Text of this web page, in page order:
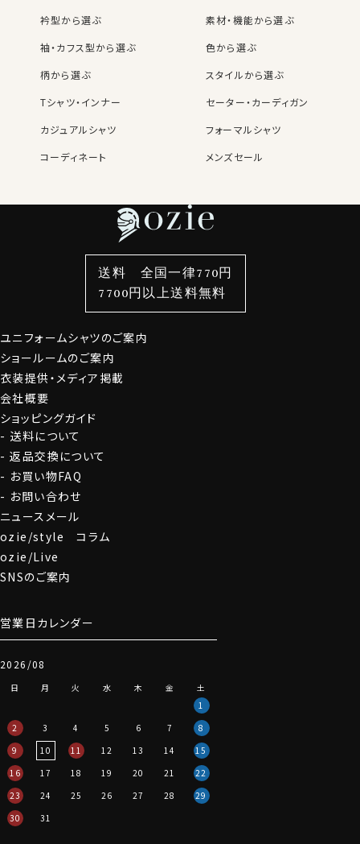
衿型から選ぶ
素材・機能から選ぶ
袖・カフス型から選ぶ
色から選ぶ
柄から選ぶ
スタイルから選ぶ
Tシャツ・インナー
セーター・カーディガン
カジュアルシャツ
フォーマルシャツ
コーディネート
メンズセール
袖・カフス型から選ぶ
色から選ぶ
柄から選ぶ
スタイルから選ぶ
カジュアルシャツ
定番シャツ
カフスボタン
サスペンダー
財布・名刺入れ
バッグ
ストール・マフラー
グローブ
ユニフォームシャツのご案内
ショールームのご案内
衣装提供・メディア掲載
会社概要
ショッピングガイド
送料について
返品交換について
お買い物FAQ
お問い合わせ
ニュースメール
ozie/style コラム
ozie/Live
SNSのご案内
営業日カレンダー
2026/08
日 月 火 水 木 金
土
1
2
3 4 5 6 7
8
9
10 11 12 13 14
15
16
17 18 19 20 21
22
23
24 25 26 27 28
29
30
31
送料 全国一律770円
7700円以上送料無料